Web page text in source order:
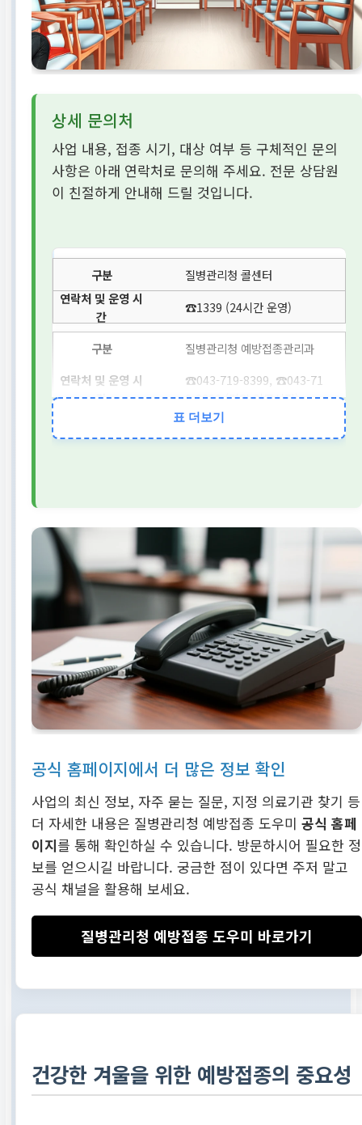
상세 문의처
사업 내용, 접종 시기, 대상 여부 등 구체적인 문의
사항은 아래 연락처로 문의해 주세요. 전문 상담원
이 친절하게 안내해 드릴 것입니다.
질병관리청 콜센터
☎1339 (24시간 운영)
질병관리청 예방접종관리과
☎043-719-8399, ☎043-71
9-8398 (평일 업무시간)
표 더보기
공식 홈페이지에서 더 많은 정보 확인
사업의 최신 정보, 자주 묻는 질문, 지정 의료기관 찾기 등
더 자세한 내용은 질병관리청 예방접종 도우미공식 홈페
이지를 통해 확인하실 수 있습니다. 방문하시어 필요한 정
보를 얻으시길 바랍니다. 궁금한 점이 있다면 주저 말고
공식 채널을 활용해 보세요.
질병관리청 예방접종 도우미 바로가기
건강한 겨울을 위한 예방접종의 중요성